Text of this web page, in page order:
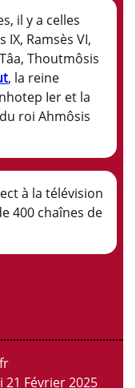
il y a celles
IX, Ramsès VI,
Thoutmôsis
, la reine
Ier et la
roi Ahmôsis
à la télévision
400 chaînes de
21 Février 2025